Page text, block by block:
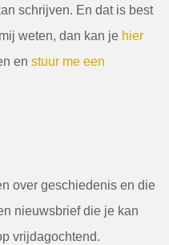
schrijven. En dat is best
weten, dan kan je hier
en stuur me een
over geschiedenis en die
nieuwsbrief die je kan
vrijdagochtend.